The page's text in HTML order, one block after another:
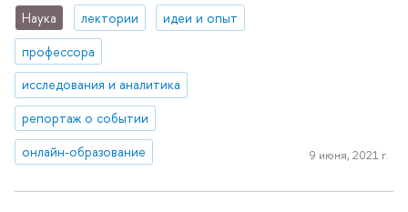
Наука лектории
идеи и опыт
профессора
исследования и аналитика
репортаж о событии
онлайн-образование
9 июня, 2021 г.